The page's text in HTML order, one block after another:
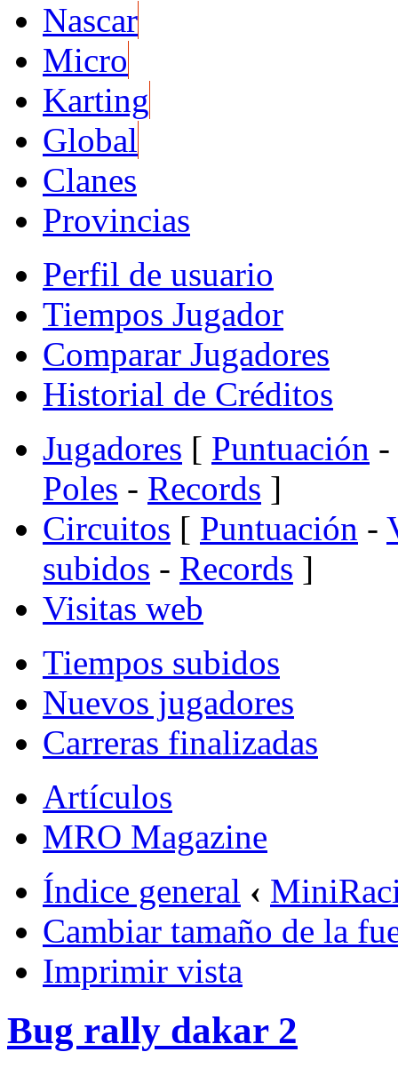
Nascar
Micro
Karting
Global
Clanes
Provincias
Perfil de usuario
Tiempos Jugador
Comparar Jugadores
Historial de Créditos
Jugadores [ Puntuación -
Poles - Records ]
Circuitos [ Puntuación -
subidos - Records ]
Visitas web
Tiempos subidos
Nuevos jugadores
Carreras finalizadas
Artículos
MRO Magazine
Índice general ‹
Cambiar tamaño de la
Imprimir vista
Bug rally dakar 2